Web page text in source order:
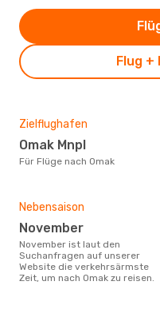
Flug +
Zielflughafen
Omak Mnpl
Für Flüge nach Omak
Nebensaison
November
November ist laut den
Suchanfragen auf unserer
Website die verkehrsärmste
Zeit, um nach Omak zu reisen.